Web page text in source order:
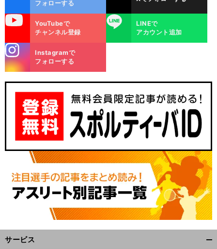
】
前
フォローする
YouTubeで
チャンネル登録
LINE
LINEで
アカウント追加
m
Instagramで
フォローする
サービス